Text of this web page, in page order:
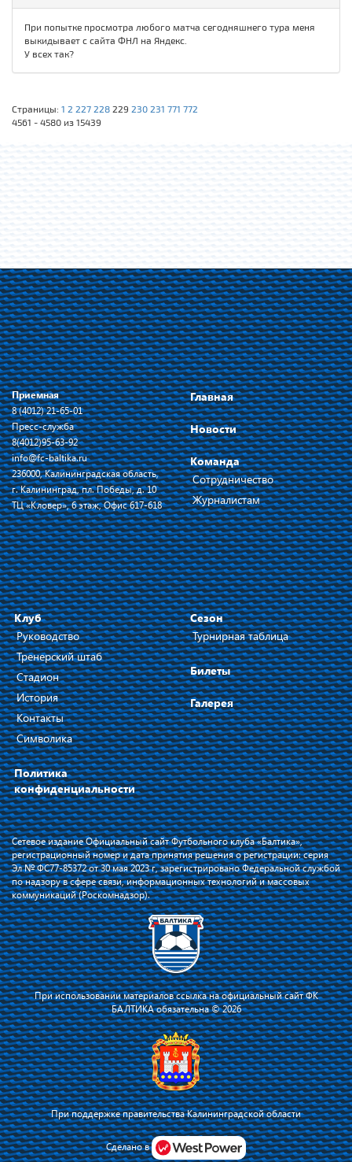
При попытке просмотра любого матча сегодняшнего тура меня
выкидывает с сайта ФНЛ на Яндекс.
У всех так?
Страницы: 1 2 227 228 229 230 231 771 772
4561 - 4580 из 15439
Я соглашаюсь с тем, что владелец сайта использует файлы cookie для
повышения удобства работы на сайте и сервис Яндекс.Метрика. Оставаясь
на сайте, я соглашаюсь сполитикой их применения.
Приемная
8 (4012) 21-65-01
Пресс-служба
8(4012)95-63-92
info@fc-baltika.ru
236000, Калининградская область,
г. Калининград, пл. Победы, д. 10
ТЦ «Кловер», 6 этаж, Офис 617-618
Главная
Новости
Команда
Сотрудничество
Журналистам
Клуб
Руководство
Тренерский штаб
Стадион
История
Контакты
Символика
Политика
конфиденциальности
Сезон
Турнирная таблица
Билеты
Галерея
Сетевое издание Официальный сайт Футбольного клуба «Балтика»,
регистрационный номер и дата принятия решения о регистрации: серия
Эл № ФС77-85372 от 30 мая 2023 г, зарегистрировано Федеральной службой
по надзору в сфере связи, информационных технологий и массовых
коммуникаций (Роскомнадзор).
При использовании материалов ссылка на официальный сайт ФК
БАЛТИКА обязательна © 2026
При поддержке правительства Калининградской области
Сделано в